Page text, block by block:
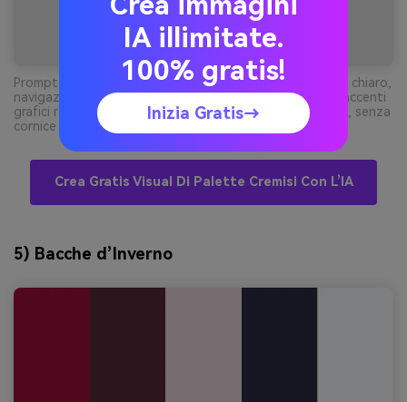
Prompt: mockup ui dashboard fintech 2d, sfondo grigio chiaro,
navigazione carbone, bottoni principali rosso intenso, accenti
grafici rosa soft, tipografia pulita, card layout moderno, senza
cornice dispositivo --ar 16:9
Crea Gratis Visual Di Palette Cremisi Con L’IA
5) Bacche d’Inverno
IA illimitate.
100% gratis!
Inizia Gratis→